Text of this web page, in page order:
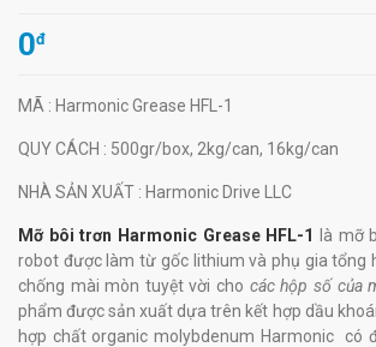
0đ
MÃ : Harmonic Grease HFL-1
QUY CÁCH : 500gr/box, 2kg/can, 16kg/can
NHÀ SẢN XUẤT : Harmonic Drive LLC
Mỡ bôi trơn Harmonic Grease HFL-1
là mỡ
robot được làm từ gốc lithium và phụ gia tổng
chống mài mòn tuyệt vời cho các hộp số của
phẩm được sản xuất dựa trên kết hợp dầu
hợp chất organic molybdenum Harmonic có